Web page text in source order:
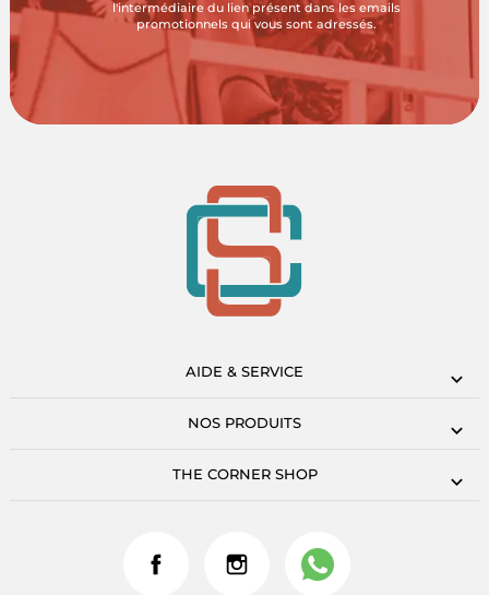
l'intermédiaire du lien présent dans les emails
promotionnels qui vous sont adressés.
AIDE & SERVICE
NOS PRODUITS
THE CORNER SHOP